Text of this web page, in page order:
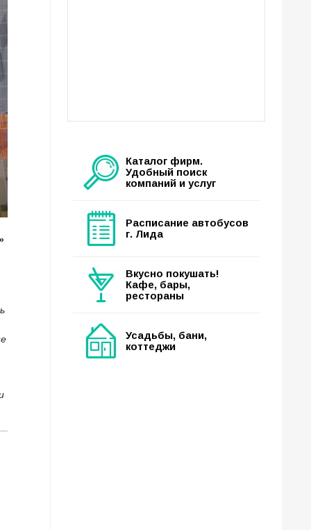
Каталог фирм.
Удобный поиск
компаний и услуг
Расписание автобусов
г. Лида
Вкусно покушать!
Кафе, бары,
рестораны
Усадьбы, бани,
коттеджи